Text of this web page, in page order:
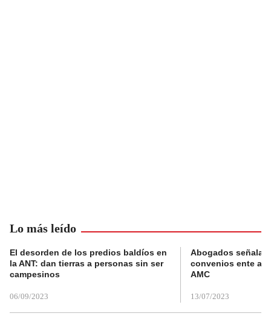
Lo más leído
El desorden de los predios baldíos en
la ANT: dan tierras a personas sin ser
campesinos
06/09/2023
Abogados
convenios ente
AMC
13/07/2023